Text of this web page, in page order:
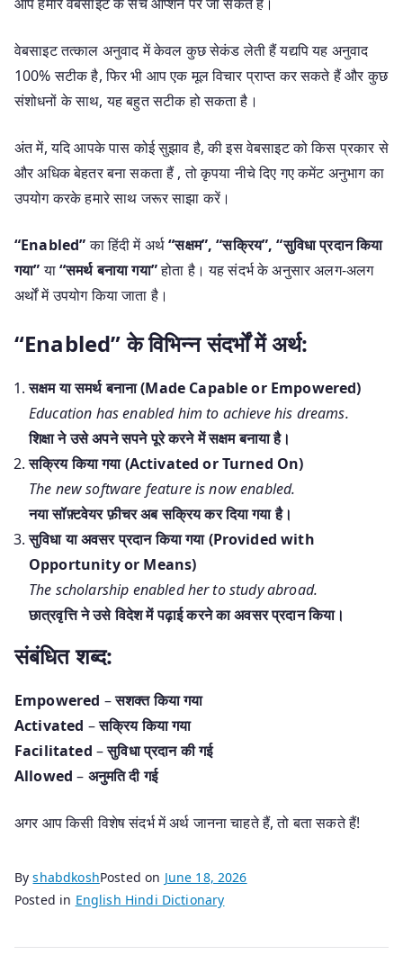
वेबसाइट तत्काल अनुवाद में केवल कुछ सेकंड लेती हैं यद्यपि यह अनुवाद
100% सटीक है, फिर भी आप एक मूल विचार प्राप्त कर सकते हैं और कुछ
संशोधनों के साथ, यह बहुत सटीक हो सकता है।
अंत में, यदि आपके पास कोई सुझाव है, की इस वेबसाइट को किस प्रकार से
और अधिक बेहतर बना सकता हैं , तो कृपया नीचे दिए गए कमेंट अनुभाग का
उपयोग करके हमारे साथ जरूर साझा करें।
“Enabled”का हिंदी में अर्थ“सक्षम”, “सक्रिय”, “सुविधा प्रदान किया
गया”या“समर्थ बनाया गया”होता है। यह संदर्भ के अनुसार अलग-अलग
अर्थों में उपयोग किया जाता है।
“Enabled” के विभिन्न संदर्भों में अर्थ:
सक्षम या समर्थ बनाना (Made Capable or Empowered)
Education has enabled him to achieve his dreams.
शिक्षा ने उसे अपने सपने पूरे करने में सक्षम बनाया है।
सक्रिय किया गया (Activated or Turned On)
The new software feature is now enabled.
नया सॉफ़्टवेयर फ़ीचर अब सक्रिय कर दिया गया है।
सुविधा या अवसर प्रदान किया गया (Provided with
Opportunity or Means)
The scholarship enabled her to study abroad.
छात्रवृत्ति ने उसे विदेश में पढ़ाई करने का अवसर प्रदान किया।
संबंधित शब्द:
Empowered –सशक्त किया गया
Activated –सक्रिय किया गया
Facilitated –सुविधा प्रदान की गई
Allowed – अनुमति दी गई
अगर आप किसी विशेष संदर्भ में अर्थ जानना चाहते हैं, तो बता सकते हैं!
ByshabdkoshPosted on June 18, 2026
Posted in English Hindi Dictionary